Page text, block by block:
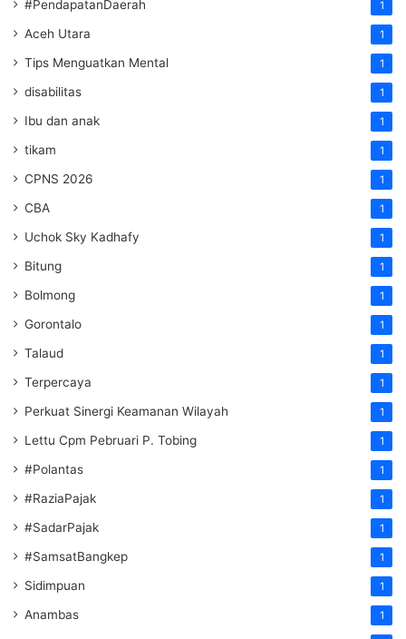
#PendapatanDaerah 1
Aceh Utara 1
Tips Menguatkan Mental 1
disabilitas 1
Ibu dan anak 1
tikam 1
CPNS 2026 1
CBA 1
Uchok Sky Kadhafy 1
Bitung 1
Bolmong 1
Gorontalo 1
Talaud 1
Terpercaya 1
Perkuat Sinergi Keamanan Wilayah 1
Lettu Cpm Pebruari P. Tobing 1
#Polantas 1
#RaziaPajak 1
#SadarPajak 1
#SamsatBangkep 1
Sidimpuan 1
Anambas 1